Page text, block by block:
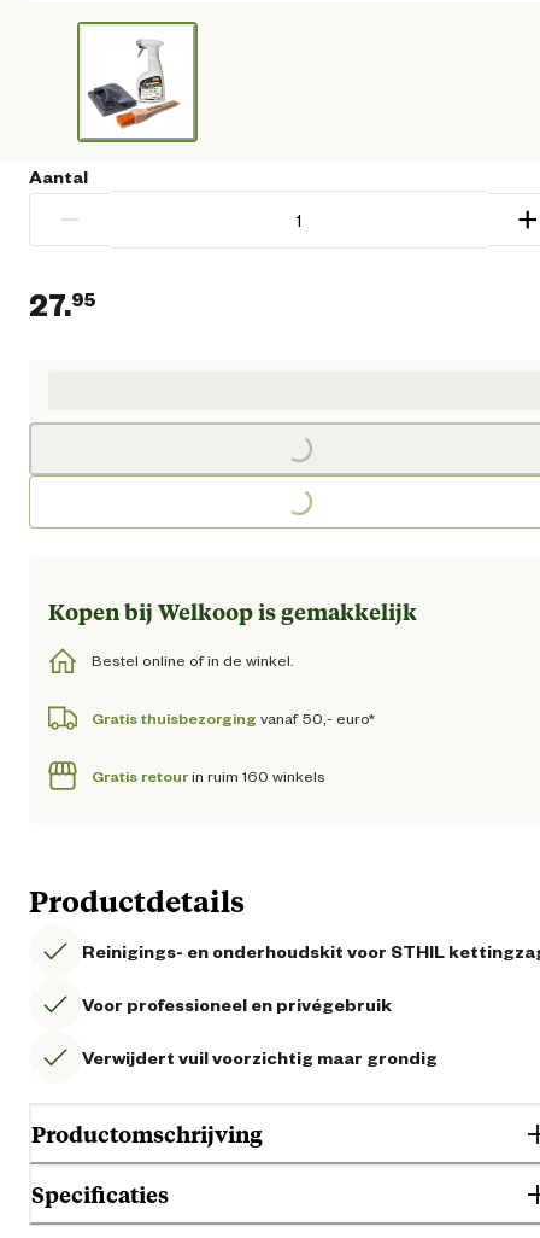
Aantal
− +
27.95
Loading...
Loading...
Kopen bij Welkoop is gemakkelijk
Bestel online of in de winkel.
Gratis thuisbezorging vanaf 50,- euro*
Gratis retourin ruim 160 winkels
Productdetails
Reinigings- en onderhoudskit voor STHIL
Voor professioneel en privégebruik
Verwijdert vuil voorzichtig maar grondig
Productomschrijving
Wil je je STIHL kettingzaag makkelijk schoonmaken en goed
Specificaties